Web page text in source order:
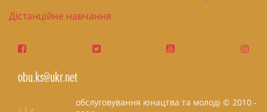
Дістанційне навчання
obu.ks@ukr.net
обслуговування юнацтва та молоді © 2010 -